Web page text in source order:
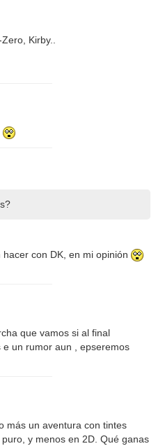
Kirby..
hacer con DK, en mi opinión
que vamos si al final
un rumor aun , epseremos
más un aventura con tintes
y menos en 2D. Qué ganas